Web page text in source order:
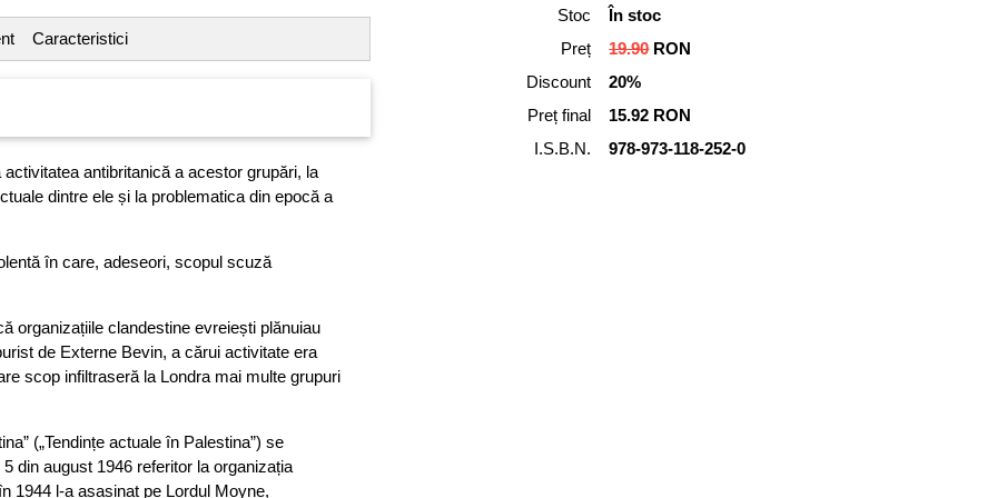
Caracteristici
antibritanică a acestor grupări, la
dintre ele și la problematica din epocă a
în care, adeseori, scopul scuză
organizațiile clandestine evre­iești plănuiau
de Externe Bevin, a cărui activitate era
scop infil­traseră la Londra mai multe grupuri
(„Tendințe actuale în Palestina”) se
din august 1946 referitor la organizația
1944 l-a asasinat pe Lordul Moyne,
Stoc
În stoc
Preț
19.90RON
Discount
20%
Preț final
15.92 RON
I.S.B.N.
978-973-118-252-0